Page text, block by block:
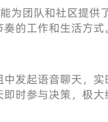
为团队和社区提供
的工作和生活方式。
发起语音聊天，
时参与决策，极大